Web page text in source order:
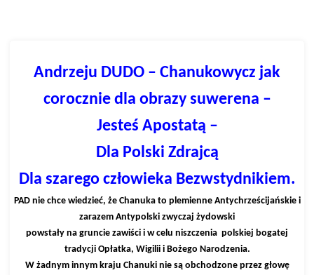
Andrzeju DUDO – Chanukowycz jak
corocznie dla obrazy suwerena –
Jesteś Apostatą –
Dla Polski Zdrajcą
Dla szarego człowieka Bezwstydnikiem.
PAD nie chce wiedzieć, że Chanuka to plemienne Antychrześcijańskie i
zarazem Antypolski zwyczaj żydowski
powstały na gruncie zawiści i w celu niszczenia polskiej bogatej
tradycji Opłatka, Wigilii i Bożego Narodzenia.
W żadnym innym kraju Chanuki nie są obchodzone przez głowę